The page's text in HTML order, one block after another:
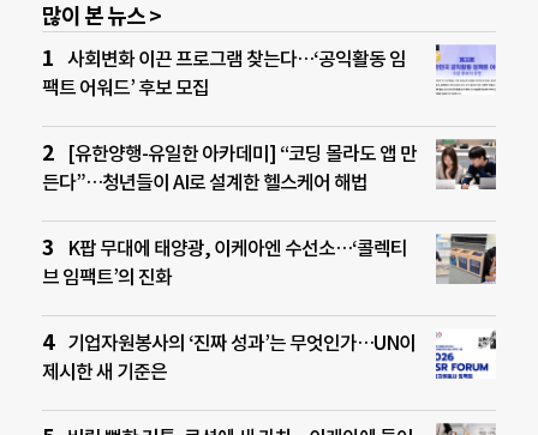
많이 본 뉴스 >
사회변화 이끈 프로그램 찾는다…‘공익활동 임
팩트 어워드’ 후보 모집
[유한양행-유일한 아카데미] “코딩 몰라도 앱 만
든다”…청년들이 AI로 설계한 헬스케어 해법
K팝 무대에 태양광, 이케아엔 수선소…‘콜렉티
브 임팩트’의 진화
기업자원봉사의 ‘진짜 성과’는 무엇인가…UN이
제시한 새 기준은